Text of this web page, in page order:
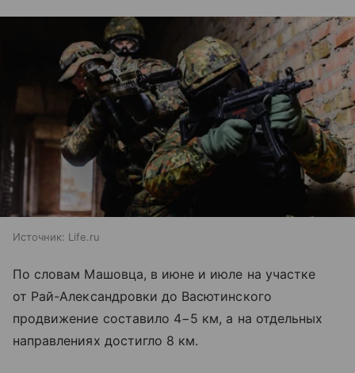
Источник: Life.ru
По словам Машовца, в июне и июле на участке
от Рай-Александровки до Васютинского
продвижение составило 4−5 км, а на отдельных
направлениях достигло 8 км.